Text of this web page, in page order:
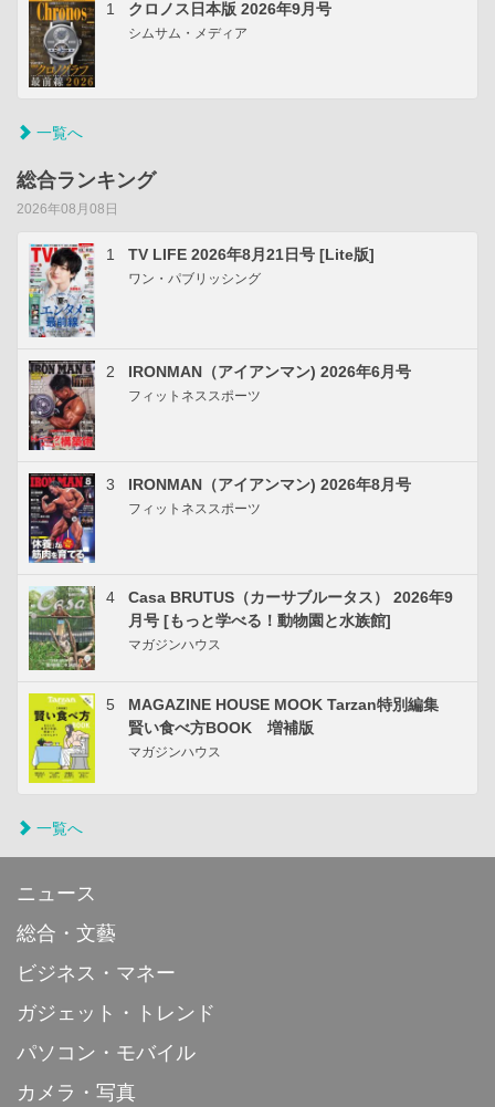
1 クロノス日本版 2026年9月号
シムサム・メディア
一覧へ
総合ランキング
2026年08月08日
1 TV LIFE 2026年8月21日号 [Lite版]
ワン・パブリッシング
2 IRONMAN（アイアンマン) 2026年6月号
フィットネススポーツ
3 IRONMAN（アイアンマン) 2026年8月号
フィットネススポーツ
4
Casa BRUTUS（カーサブルータス） 2026年9
月号 [もっと学べる！動物園と水族館]
マガジンハウス
5
MAGAZINE HOUSE MOOK Tarzan特別編集
賢い食べ方BOOK 増補版
マガジンハウス
一覧へ
ニュース
総合・文藝
ビジネス・マネー
ガジェット・トレンド
パソコン・モバイル
カメラ・写真